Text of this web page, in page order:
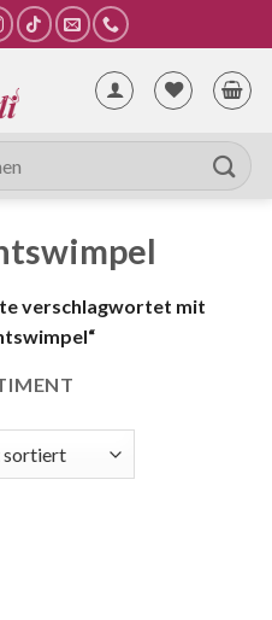
verschlagwortet mit